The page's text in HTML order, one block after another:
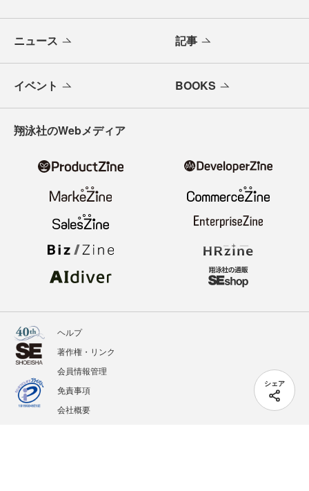
シェア
ニュース 記事
イベント BOOKS
翔泳社のWebメディア
ヘルプ
著作権・リンク
会員情報管理
免責事項
会社概要